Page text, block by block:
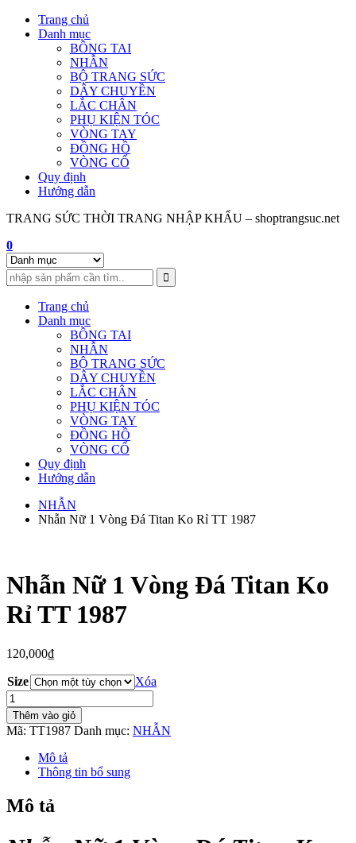
Skip
Trang chủ
Danh mục
BÔNG TAI
NHẪN
BỘ TRANG SỨC
DÂY CHUYỀN
LẮC CHÂN
PHỤ KIỆN TÓC
VÒNG TAY
ĐỒNG HỒ
VÒNG CỔ
Quy định
Hướng dẫn
TRANG SỨC THỜI TRANG NHẬP KHẨU – shoptrangsuc.net
0
Trang chủ
Danh mục
BÔNG TAI
NHẪN
BỘ TRANG SỨC
DÂY CHUYỀN
LẮC CHÂN
PHỤ KIỆN TÓC
VÒNG TAY
ĐỒNG HỒ
VÒNG CỔ
Quy định
Hướng dẫn
NHẪN
Nhẫn Nữ 1 Vòng Đá Titan Ko Rỉ TT 1987
Nhẫn Nữ 1 Vòng Đá Titan Ko
Rỉ TT 1987
120,000₫
Size
Xóa
Nhẫn
Nữ
1
Vòng
Titan
Rỉ
TT
số
Thêm vào giỏ
Mã: TT1987 Danh mục: NHẪN
Mô tả
Thông tin bổ sung
Mô tả